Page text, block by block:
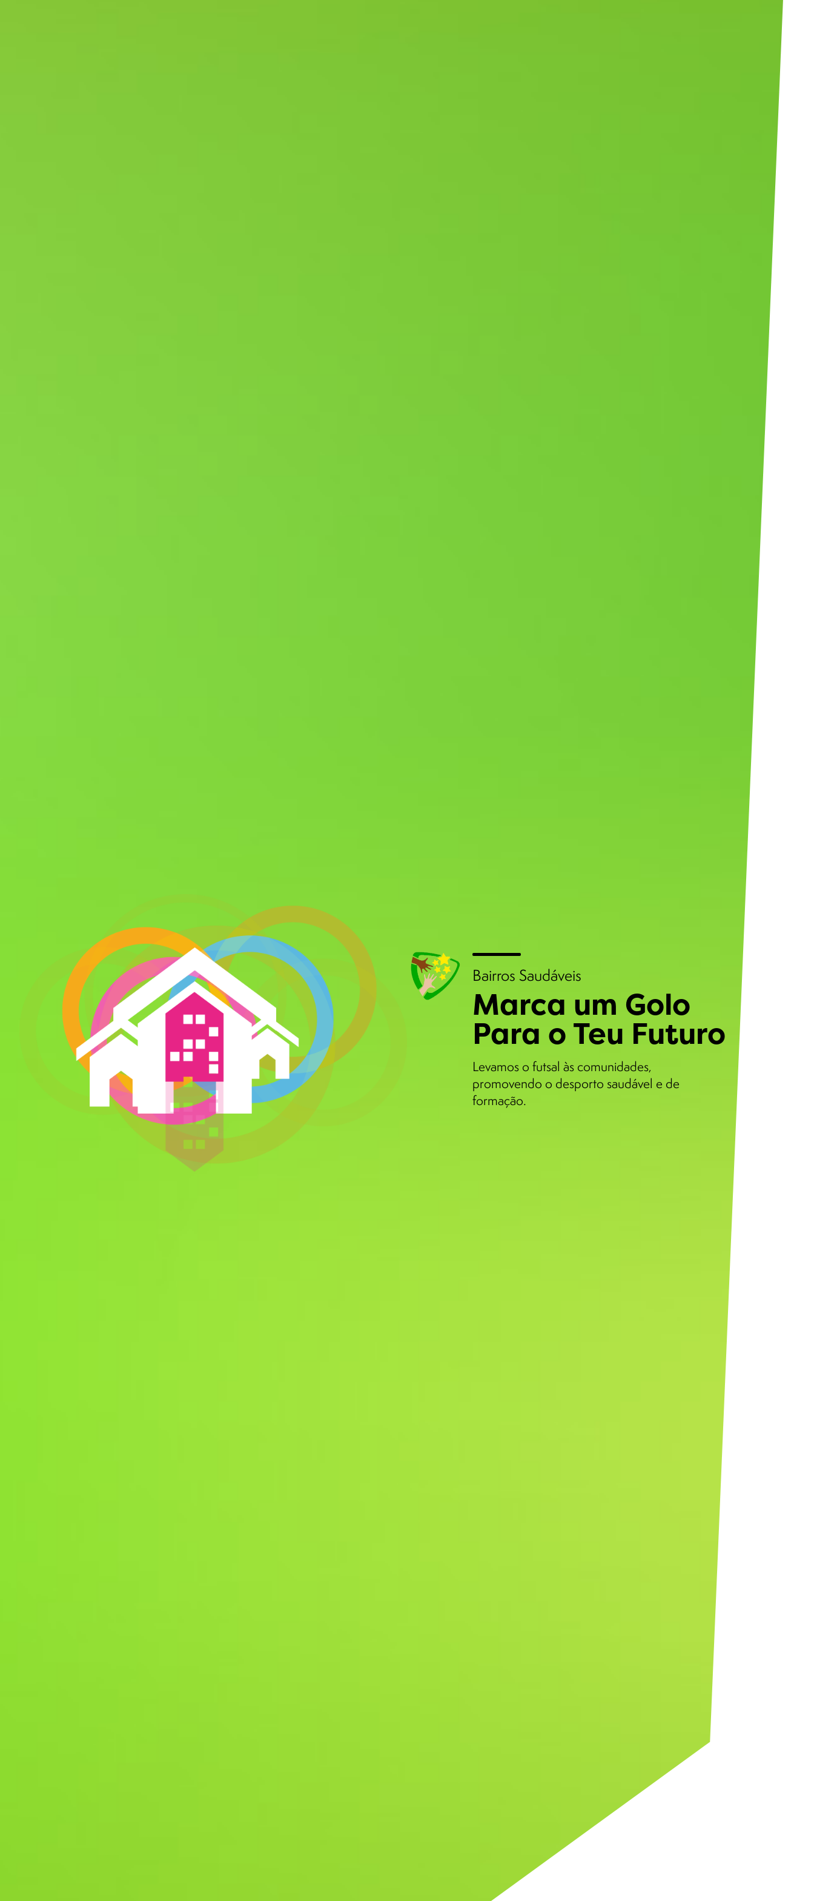
Bairros Saudáveis
Marca um Golo
Para o Teu Futuro
Levamos o futsal às comunidades,
promovendo o desporto saudável e de
formação.